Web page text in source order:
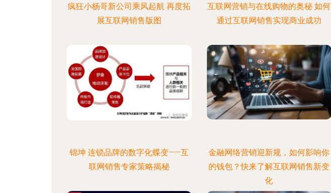
疯狂小杨哥新公司乘风起航 再度拓
展互联网销售版图
互联网营销与在线购物的奥秘 如何
通过互联网销售实现商业成功
锦坤 连锁品牌的数字化蝶变——互
联网销售专家策略揭秘
金融网络营销迎新规，如何影响你
的钱包？快来了解互联网销售新变
化